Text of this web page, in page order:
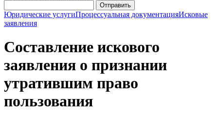
Отправить
Юридические услугиПроцессуальная документацияИсковые
заявления
Составление искового
заявления о признании
утратившим право
пользования